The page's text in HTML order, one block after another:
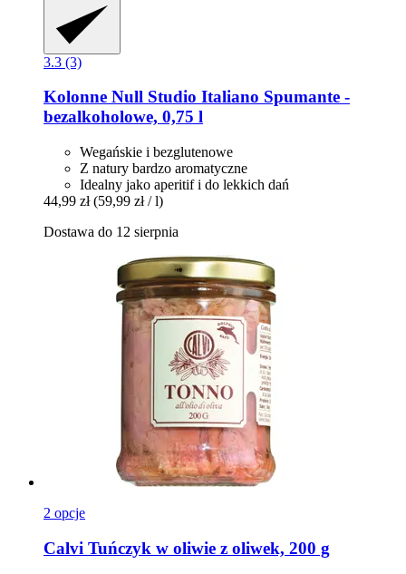
3.3 (3)
Kolonne Null Studio Italiano Spumante -​
bezalkoholowe, 0,75 l
Wegańskie i bezglutenowe
Z natury bardzo aromatyczne
Idealny jako aperitif i do lekkich dań
44,99 zł (59,99 zł / l)
Dostawa do 12 sierpnia
2 opcje
Calvi Tuńczyk w oliwie z oliwek, 200 g